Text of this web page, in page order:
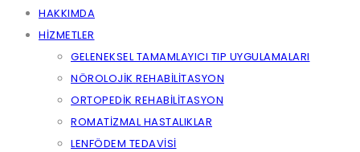
HAKKIMDA
HIZMETLER
GELENEKSEL TAMAMLAYICI TIP UYGULAMALARI
NÖROLOJIK REHABILITASYON
ORTOPEDIK REHABILITASYON
ROMATIZMAL HASTALIKLAR
LENFÖDEM TEDAVISI